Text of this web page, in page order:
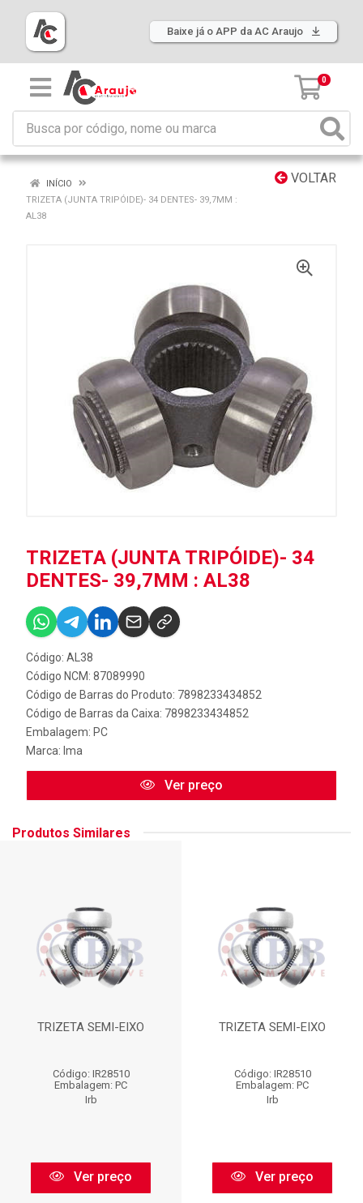
Baixe já o APP da AC Araujo
0
VOLTAR
INÍCIO
TRIZETA (JUNTA TRIPÓIDE)- 34 DENTES- 39,7MM :
AL38
TRIZETA (JUNTA TRIPÓIDE)- 34
DENTES- 39,7MM : AL38
Código: AL38
Código NCM: 87089990
Código de Barras do Produto: 7898233434852
Código de Barras da Caixa: 7898233434852
Embalagem: PC
Marca: Ima
Ver preço
Produtos Similares
TRIZETA SEMI-EIXO
Código: IR28510
Embalagem: PC
Irb
Ver preço
TRIZETA SEMI-EIXO
Código: IR28510
Embalagem: PC
Irb
Ver preço